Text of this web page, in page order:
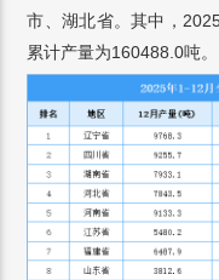
市、湖北省。其中，
累计产量为160488.0吨。